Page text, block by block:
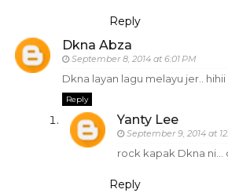
Reply
Dkna Abza
September 8, 2014 at 6:01 PM
Dkna layan lagu melayu jer.. hihii
Reply
Yanty Lee
September 9, 2014 at
rock kapak Dkna ni...
Reply